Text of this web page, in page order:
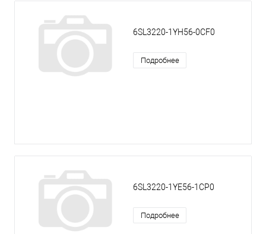
6SL3220-1YH56-0CF0
Подробнее
6SL3220-1YE56-1CP0
Подробнее